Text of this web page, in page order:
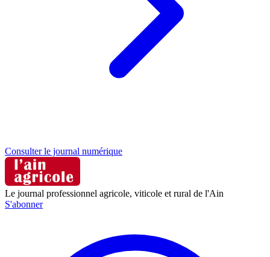
Consulter le journal numérique
Le journal professionnel agricole, viticole et rural de l'Ain
S'abonner